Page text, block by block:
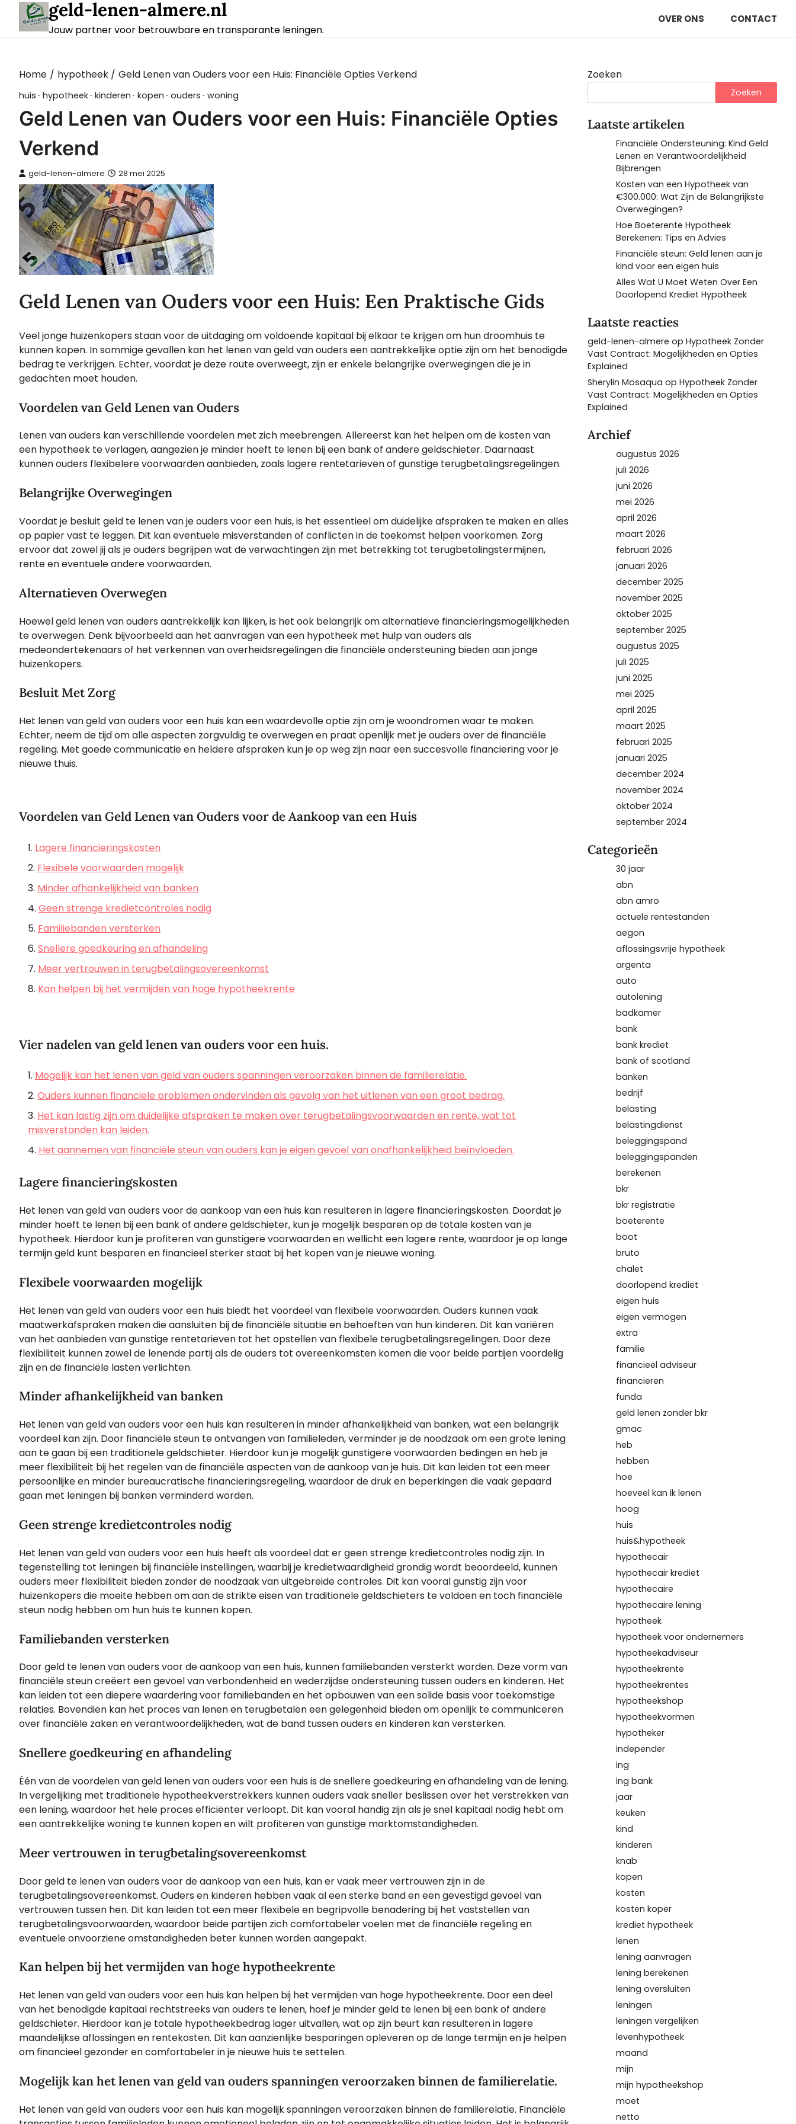
content
geld-lenen-almere.nl
Jouw partner voor betrouwbare en transparante leningen.
OVER ONS CONTACT
Home hypotheek Geld Lenen van Ouders voor een Huis: Financiële Opties Verkend
huis hypotheek kinderen kopen ouders woning
Geld Lenen van Ouders voor een Huis: Financiële Opties
Verkend
geld-lenen-almere 28 mei 2025
Geld Lenen van Ouders voor een Huis: Een Praktische Gids
Veel jonge huizenkopers staan voor de uitdaging om voldoende kapitaal bij elkaar te krijgen om hun droomhuis te
kunnen kopen. In sommige gevallen kan het lenen van geld van ouders een aantrekkelijke optie zijn om het benodigde
bedrag te verkrijgen. Echter, voordat je deze route overweegt, zijn er enkele belangrijke overwegingen die je in
gedachten moet houden.
Voordelen van Geld Lenen van Ouders
Lenen van ouders kan verschillende voordelen met zich meebrengen. Allereerst kan het helpen om de kosten van
een hypotheek te verlagen, aangezien je minder hoeft te lenen bij een bank of andere geldschieter. Daarnaast
kunnen ouders flexibelere voorwaarden aanbieden, zoals lagere rentetarieven of gunstige terugbetalingsregelingen.
Belangrijke Overwegingen
Voordat je besluit geld te lenen van je ouders voor een huis, is het essentieel om duidelijke afspraken te maken en alles
op papier vast te leggen. Dit kan eventuele misverstanden of conflicten in de toekomst helpen voorkomen. Zorg
ervoor dat zowel jij als je ouders begrijpen wat de verwachtingen zijn met betrekking tot terugbetalingstermijnen,
rente en eventuele andere voorwaarden.
Alternatieven Overwegen
Hoewel geld lenen van ouders aantrekkelijk kan lijken, is het ook belangrijk om alternatieve financieringsmogelijkheden
te overwegen. Denk bijvoorbeeld aan het aanvragen van een hypotheek met hulp van ouders als
medeondertekenaars of het verkennen van overheidsregelingen die financiële ondersteuning bieden aan jonge
huizenkopers.
Besluit Met Zorg
Het lenen van geld van ouders voor een huis kan een waardevolle optie zijn om je woondromen waar te maken.
Echter, neem de tijd om alle aspecten zorgvuldig te overwegen en praat openlijk met je ouders over de financiële
regeling. Met goede communicatie en heldere afspraken kun je op weg zijn naar een succesvolle financiering voor je
nieuwe thuis.
Voordelen van Geld Lenen van Ouders voor de Aankoop van een Huis
Lagere financieringskosten
Flexibele voorwaarden mogelijk
Minder afhankelijkheid van banken
Geen strenge kredietcontroles nodig
Familiebanden versterken
Snellere goedkeuring en afhandeling
Meer vertrouwen in terugbetalingsovereenkomst
Kan helpen bij het vermijden van hoge hypotheekrente
Vier nadelen van geld lenen van ouders voor een huis.
Mogelijk kan het lenen van geld van ouders spanningen veroorzaken binnen de familierelatie.
Ouders kunnen financiële problemen ondervinden als gevolg van het uitlenen van een groot bedrag.
Het kan lastig zijn om duidelijke afspraken te maken over terugbetalingsvoorwaarden en rente, wat tot
misverstanden kan leiden.
Het aannemen van financiële steun van ouders kan je eigen gevoel van onafhankelijkheid beïnvloeden.
Lagere financieringskosten
Het lenen van geld van ouders voor de aankoop van een huis kan resulteren in lagere financieringskosten. Doordat je
minder hoeft te lenen bij een bank of andere geldschieter, kun je mogelijk besparen op de totale kosten van je
hypotheek. Hierdoor kun je profiteren van gunstigere voorwaarden en wellicht een lagere rente, waardoor je op lange
termijn geld kunt besparen en financieel sterker staat bij het kopen van je nieuwe woning.
Flexibele voorwaarden mogelijk
Het lenen van geld van ouders voor een huis biedt het voordeel van flexibele voorwaarden. Ouders kunnen vaak
maatwerkafspraken maken die aansluiten bij de financiële situatie en behoeften van hun kinderen. Dit kan variëren
van het aanbieden van gunstige rentetarieven tot het opstellen van flexibele terugbetalingsregelingen. Door deze
flexibiliteit kunnen zowel de lenende partij als de ouders tot overeenkomsten komen die voor beide partijen voordelig
zijn en de financiële lasten verlichten.
Minder afhankelijkheid van banken
Het lenen van geld van ouders voor een huis kan resulteren in minder afhankelijkheid van banken, wat een belangrijk
voordeel kan zijn. Door financiële steun te ontvangen van familieleden, verminder je de noodzaak om een grote lening
aan te gaan bij een traditionele geldschieter. Hierdoor kun je mogelijk gunstigere voorwaarden bedingen en heb je
meer flexibiliteit bij het regelen van de financiële aspecten van de aankoop van je huis. Dit kan leiden tot een meer
persoonlijke en minder bureaucratische financieringsregeling, waardoor de druk en beperkingen die vaak gepaard
gaan met leningen bij banken verminderd worden.
Geen strenge kredietcontroles nodig
Het lenen van geld van ouders voor een huis heeft als voordeel dat er geen strenge kredietcontroles nodig zijn. In
tegenstelling tot leningen bij financiële instellingen, waarbij je kredietwaardigheid grondig wordt beoordeeld, kunnen
ouders meer flexibiliteit bieden zonder de noodzaak van uitgebreide controles. Dit kan vooral gunstig zijn voor
huizenkopers die moeite hebben om aan de strikte eisen van traditionele geldschieters te voldoen en toch financiële
steun nodig hebben om hun huis te kunnen kopen.
Familiebanden versterken
Door geld te lenen van ouders voor de aankoop van een huis, kunnen familiebanden versterkt worden. Deze vorm van
financiële steun creëert een gevoel van verbondenheid en wederzijdse ondersteuning tussen ouders en kinderen. Het
kan leiden tot een diepere waardering voor familiebanden en het opbouwen van een solide basis voor toekomstige
relaties. Bovendien kan het proces van lenen en terugbetalen een gelegenheid bieden om openlijk te communiceren
over financiële zaken en verantwoordelijkheden, wat de band tussen ouders en kinderen kan versterken.
Snellere goedkeuring en afhandeling
Één van de voordelen van geld lenen van ouders voor een huis is de snellere goedkeuring en afhandeling van de lening.
In vergelijking met traditionele hypotheekverstrekkers kunnen ouders vaak sneller beslissen over het verstrekken van
een lening, waardoor het hele proces efficiënter verloopt. Dit kan vooral handig zijn als je snel kapitaal nodig hebt om
een aantrekkelijke woning te kunnen kopen en wilt profiteren van gunstige marktomstandigheden.
Meer vertrouwen in terugbetalingsovereenkomst
Door geld te lenen van ouders voor de aankoop van een huis, kan er vaak meer vertrouwen zijn in de
terugbetalingsovereenkomst. Ouders en kinderen hebben vaak al een sterke band en een gevestigd gevoel van
vertrouwen tussen hen. Dit kan leiden tot een meer flexibele en begripvolle benadering bij het vaststellen van
terugbetalingsvoorwaarden, waardoor beide partijen zich comfortabeler voelen met de financiële regeling en
eventuele onvoorziene omstandigheden beter kunnen worden aangepakt.
Kan helpen bij het vermijden van hoge hypotheekrente
Het lenen van geld van ouders voor een huis kan helpen bij het vermijden van hoge hypotheekrente. Door een deel
van het benodigde kapitaal rechtstreeks van ouders te lenen, hoef je minder geld te lenen bij een bank of andere
geldschieter. Hierdoor kan je totale hypotheekbedrag lager uitvallen, wat op zijn beurt kan resulteren in lagere
maandelijkse aflossingen en rentekosten. Dit kan aanzienlijke besparingen opleveren op de lange termijn en je helpen
om financieel gezonder en comfortabeler in je nieuwe huis te settelen.
Mogelijk kan het lenen van geld van ouders spanningen veroorzaken binnen de familierelatie.
Het lenen van geld van ouders voor een huis kan mogelijk spanningen veroorzaken binnen de familierelatie. Financiële
Zoeken
Zoeken
Laatste artikelen
Financiële Ondersteuning: Kind Geld
Lenen en Verantwoordelijkheid
Bijbrengen
Kosten van een Hypotheek van
€300.000: Wat Zijn de Belangrijkste
Overwegingen?
Hoe Boeterente Hypotheek
Berekenen: Tips en Advies
Financiële steun: Geld lenen aan je
kind voor een eigen huis
Alles Wat U Moet Weten Over Een
Doorlopend Krediet Hypotheek
Laatste reacties
geld-lenen-almere op Hypotheek Zonder
Vast Contract: Mogelijkheden en Opties
Explained
Sherylin Mosaqua op Hypotheek Zonder
Vast Contract: Mogelijkheden en Opties
Explained
Archief
augustus 2026
juli 2026
juni 2026
mei 2026
april 2026
maart 2026
februari 2026
januari 2026
december 2025
november 2025
oktober 2025
september 2025
augustus 2025
juli 2025
juni 2025
mei 2025
april 2025
maart 2025
februari 2025
januari 2025
december 2024
november 2024
oktober 2024
september 2024
Categorieën
30 jaar
abn
abn amro
actuele rentestanden
aegon
aflossingsvrije hypotheek
argenta
auto
autolening
badkamer
bank
bank krediet
bank of scotland
banken
bedrijf
belasting
belastingdienst
beleggingspand
beleggingspanden
berekenen
bkr
bkr registratie
boeterente
boot
bruto
chalet
doorlopend krediet
eigen huis
eigen vermogen
extra
familie
financieel adviseur
financieren
funda
geld lenen zonder bkr
gmac
heb
hebben
hoe
hoeveel kan ik lenen
hoog
huis
huis&hypotheek
hypothecair
hypothecair krediet
hypothecaire
hypothecaire lening
hypotheek
hypotheek voor ondernemers
hypotheekadviseur
hypotheekrente
hypotheekrentes
hypotheekshop
hypotheekvormen
hypotheker
independer
ing
ing bank
jaar
keuken
kind
kinderen
knab
kopen
kosten
kosten koper
krediet hypotheek
lenen
lening aanvragen
lening berekenen
lening oversluiten
leningen
leningen vergelijken
levenhypotheek
maand
mijn
mijn hypotheekshop
moet
netto